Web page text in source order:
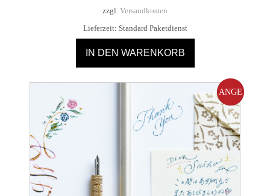
13,20 €
zzgl. Versandkosten
Lieferzeit: Standard Paketdienst
IN DEN WARENKORB
ANGE
BOT!